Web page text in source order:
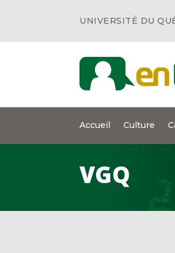
UNIVERSITÉ DU
Accueil Culture
VGQ